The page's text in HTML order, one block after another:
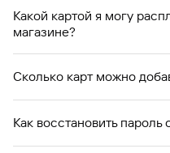
выбирая Gazprom Pay в
оплат смартфоном на
Какой картой я могу
магазине?
Gazprom Pay можно
Сколько карт можно
Как восстановить пароль